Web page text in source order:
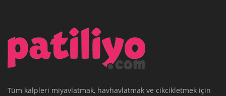
Tüm kalpleri miyavlatmak, havhavlatmak ve cikcikletmek için